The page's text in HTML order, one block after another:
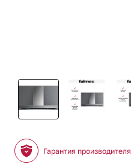
Гарантия производителя